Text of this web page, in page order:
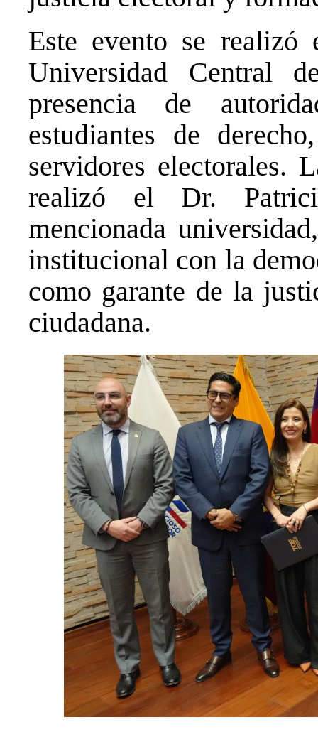
Este evento se
Universidad Central
presencia de
estudiantes de
servidores electorales.
realizó el Dr.
mencionada
institucional con la
como garante de la
ciudadana.